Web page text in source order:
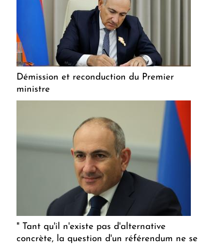
Démission et reconduction du Premier
ministre
" Tant qu'il n'existe pas d'alternative
concrète, la question d'un référendum ne se